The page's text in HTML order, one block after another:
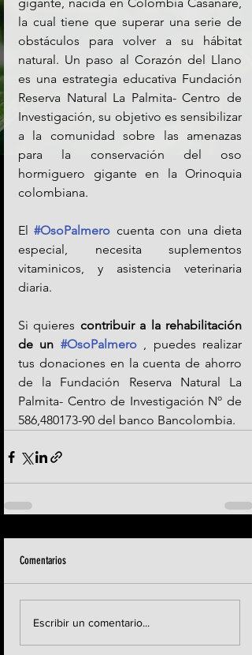
la cual tiene que superar una serie de
obstáculos para volver a su hábitat
natural. Un paso al Corazón del Llano
es una estrategia educativa Fundación
Reserva Natural La Palmita- Centro de
Investigación, su objetivo es sensibilizar
a la comunidad sobre las amenazas
para la conservación del oso
hormiguero gigante en la Orinoquia
colombiana.
El #OsoPalmero cuenta con una dieta
especial, necesita suplementos
vitaminicos, y asistencia veterinaria
diaria.
Si quieres contribuir a la rehabilitación
de un #OsoPalmero , puedes realizar
tus donaciones en la cuenta de ahorro
de la Fundación Reserva Natural La
Palmita- Centro de Investigación Nº de
586,480173-90 del banco Bancolombia.
Comentarios
Escribir un comentario...